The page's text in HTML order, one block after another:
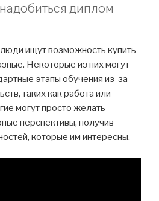
диплом
ищут возможность купить
Некоторые из них могут
этапы обучения из-за
таких как работа или
могут просто желать
перспективы, получив
которые им интересны.